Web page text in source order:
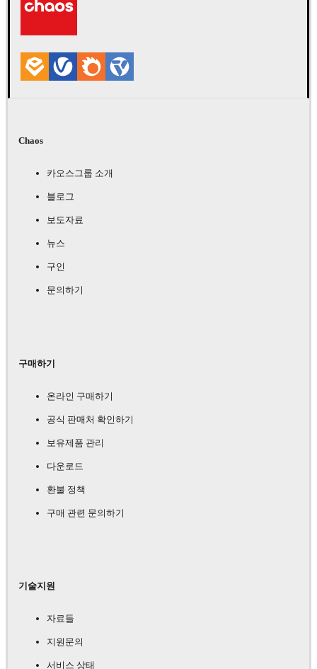
Chaos
카오스그룹 소개
블로그
보도자료
뉴스
구인
문의하기
구매하기
온라인 구매하기
공식 판매처 확인하기
보유제품 관리
다운로드
환불 정책
구매 관련 문의하기
기술지원
자료들
지원문의
서비스 상태